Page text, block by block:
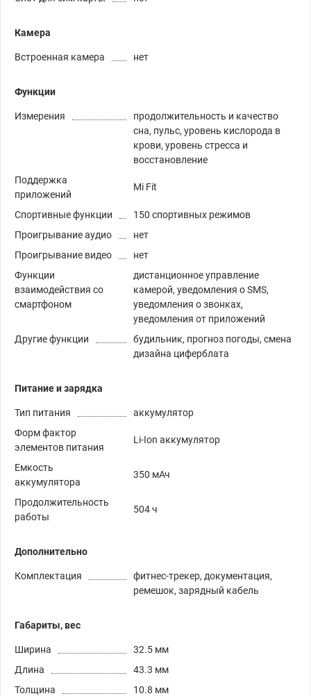
Камера
Встроенная камера нет
Функции
Измерения
продолжительность и качество
сна, пульс, уровень кислорода в
крови, уровень стресса и
восстановление
Поддержка
приложений
Mi Fit
Спортивные функции
150 спортивных режимов
Проигрывание аудио
нет
Проигрывание видео
нет
Функции
взаимодействия со
смартфоном
дистанционное управление
камерой, уведомления о SMS,
уведомления о звонках,
уведомления от приложений
Другие функции
будильник, прогноз погоды, смена
дизайна циферблата
Питание и зарядка
Тип питания
аккумулятор
Форм фактор
элементов питания
Li-Ion аккумулятор
Емкость
аккумулятора
350 мАч
Продолжительность
работы
504 ч
Дополнительно
Комплектация
фитнес-трекер, документация,
ремешок, зарядный кабель
Габариты, вес
Ширина
32.5 мм
Длина
43.3 мм
Толщина
10.8 мм